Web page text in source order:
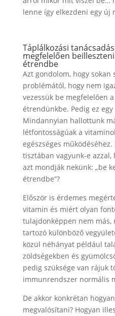
lenne így elkezdeni egy új
Táplálkozási
megfelelően
étrendbe
Azt gondolom, hogy sokan
problémától, hogy nem
vezessük be megfelelően
étrendünkbe. Pedig ez
Mindannyian hallottunk
létfontosságúak a
egészséges
tisztában vagyunk-e
azt mondják nekünk: „be
étrendbe”?
Először is érdemes
vitamin és miért olyan
tulajdonképpen nem más,
tartozó különböző
közül néhányat például
zöldségekben és
pedig szüksége van rájuk
immunrendszer normális
De akkor konkrétan
megvalósítani? Hogyan